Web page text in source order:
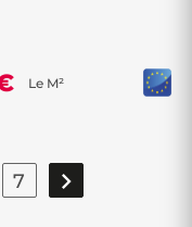
Le M²
7 